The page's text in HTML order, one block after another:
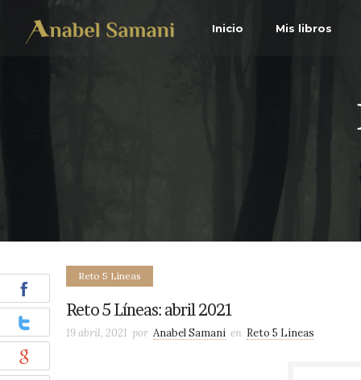
Inicio Mis libros
Reto 5 Líneas
Reto 5 Líneas: abril 2021
19 abril, 2021 por Anabel Samani en Reto 5 Líneas